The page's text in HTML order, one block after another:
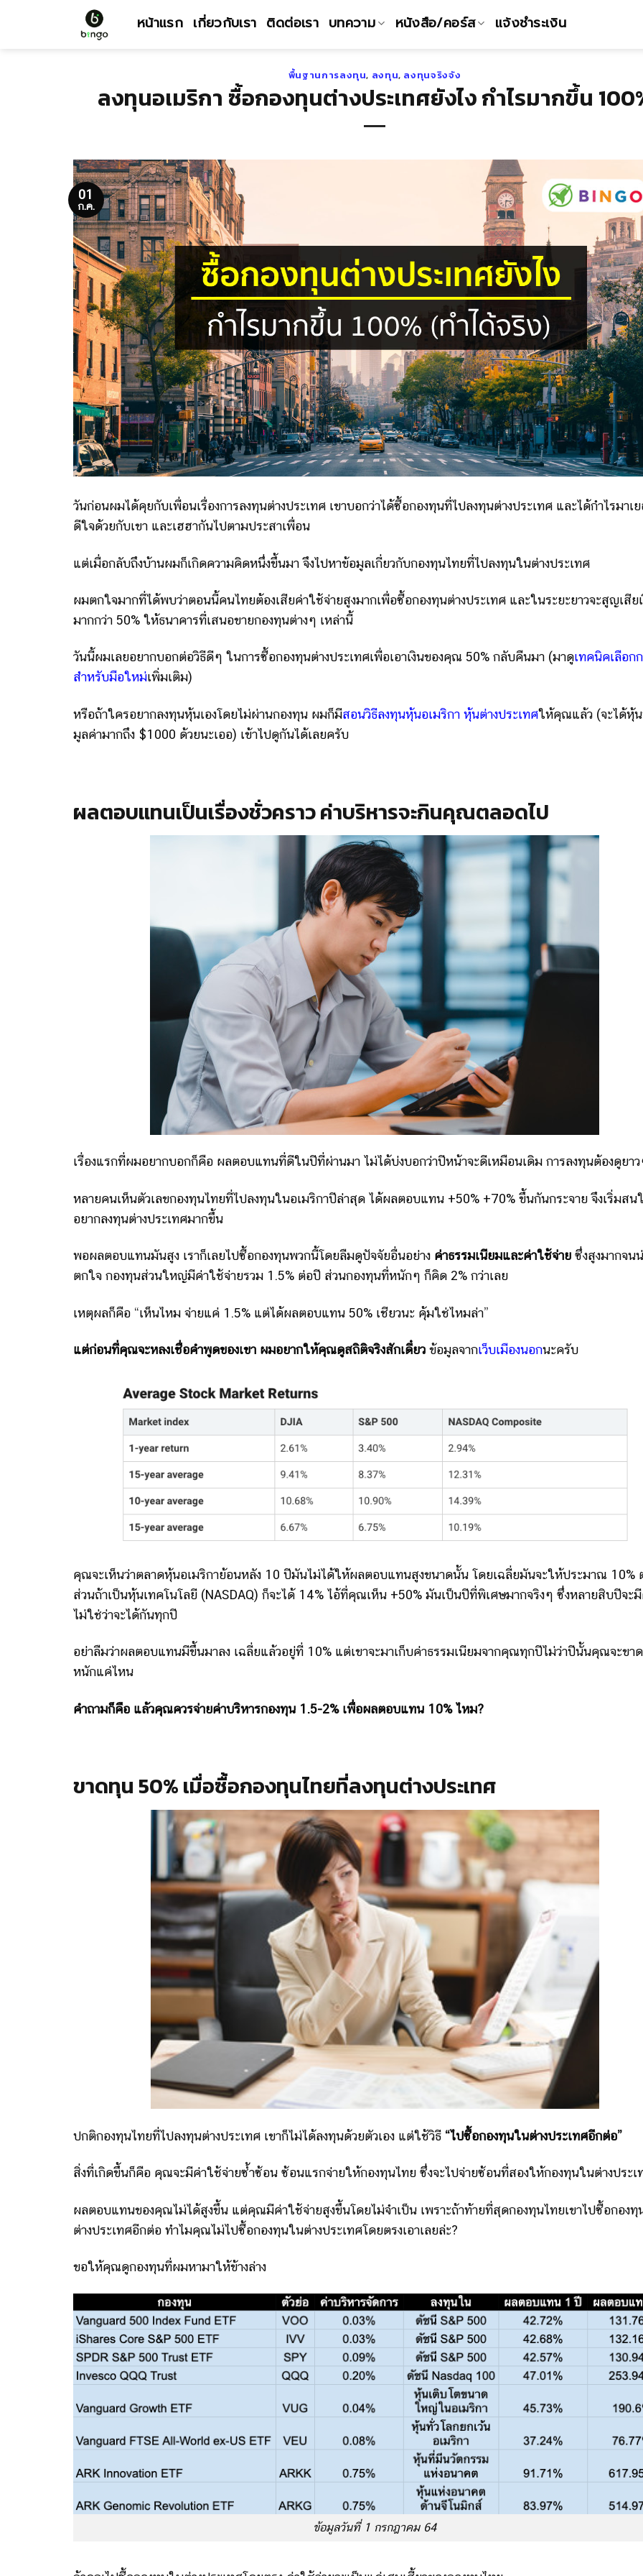
หน้าแรก เกี่ยวกับเรา ติดต่อเรา บทความ หนังสือ/คอร์ส แจ้งชำระเงิน
พื้นฐานการลงทุน, ลงทุน, ลงทุนจริงจัง
ลงทุนอเมริกา ซื้อกองทุนต่างประเทศยังไง กำไรมากขึ้น
01
ก.ค.
วันก่อนผมได้คุยกับเพื่อนเรื่องการลงทุนต่างประเทศ เขาบอกว่าได้ซื้อกองทุนที่ไปลงทุนต่างประเทศ และได้กำไรมาเ
ดีใจด้วยกับเขา และเฮฮากันไปตามประสาเพื่อน
แต่เมื่อกลับถึงบ้านผมก็เกิดความคิดหนึ่งขึ้นมา จึงไปหาข้อมูลเกี่ยวกับกองทุนไทยที่ไปลงทุนในต่างประเทศ
ผมตกใจมากที่ได้พบว่าตอนนี้คนไทยต้องเสียค่าใช้จ่ายสูงมากเพื่อซื้อกองทุนต่างประเทศ และในระยะยาวจะสูญเสีย
มากกว่า 50% ให้ธนาคารที่เสนอขายกองทุนต่างๆ เหล่านี้
วันนี้ผมเลยอยากบอกต่อวิธีดีๆ ในการซื้อกองทุนต่างประเทศเพื่อเอาเงินของคุณ 50% กลับคืนมา (มาดูเทคนิคเลือก
สำหรับมือใหม่เพิ่มเติม)
หรือถ้าใครอยากลงทุนหุ้นเองโดยไม่ผ่านกองทุน ผมก็มีสอนวิธีลงทุนหุ้นอเมริกา หุ้นต่างประเทศให้คุณแล้ว (จะได้หุ้
มูลค่ามากถึง $1000 ด้วยนะเออ) เข้าไปดูกันได้เลยครับ
ผลตอบแทนเป็นเรื่องชั่วคราว ค่าบริหารจะกินคุณตลอดไป
เรื่องแรกที่ผมอยากบอกก็คือ ผลตอบแทนที่ดีในปีที่ผ่านมา ไม่ได้บ่งบอกว่าปีหน้าจะดีเหมือนเดิม การลงทุนต้องดูยา
หลายคนเห็นตัวเลขกองทุนไทยที่ไปลงทุนในอเมริกาปีล่าสุด ได้ผลตอบแทน +50% +70% ขึ้นกันกระจาย จึงเริ่มสน
อยากลงทุนต่างประเทศมากขึ้น
พอผลตอบแทนมันสูง เราก็เลยไปซื้อกองทุนพวกนี้โดยลืมดูปัจจัยอื่นอย่าง ค่าธรรมเนียมและค่าใช้จ่าย ซึ่งสูงมากจน
ตกใจ กองทุนส่วนใหญ่มีค่าใช้จ่ายรวม 1.5% ต่อปี ส่วนกองทุนที่หนักๆ ก็คิด 2% กว่าเลย
เหตุผลก็คือ “เห็นไหม จ่ายแค่ 1.5% แต่ได้ผลตอบแทน 50% เชียวนะ คุ้มใช่ไหมล่า”
แต่ก่อนที่คุณจะหลงเชื่อคำพูดของเขา ผมอยากให้คุณดูสถิติจริงสักเดี๋ยว ข้อมูลจากเว็บเมืองนอกนะครับ
คุณจะเห็นว่าตลาดหุ้นอเมริกาย้อนหลัง 10 ปีมันไม่ได้ให้ผลตอบแทนสูงขนาดนั้น โดยเฉลี่ยมันจะให้ประมาณ 10%
ส่วนถ้าเป็นหุ้นเทคโนโลยี (NASDAQ) ก็จะได้ 14% ไอ้ที่คุณเห็น +50% มันเป็นปีที่พิเศษมากจริงๆ ซึ่งหลายสิบปีจะมี
ไม่ใช่ว่าจะได้กันทุกปี
อย่าลืมว่าผลตอบแทนมีขึ้นมาลง เฉลี่ยแล้วอยู่ที่ 10% แต่เขาจะมาเก็บค่าธรรมเนียมจากคุณทุกปีไม่ว่าปีนั้นคุณจะขา
หนักแค่ไหน
คำถามก็คือ แล้วคุณควรจ่ายค่าบริหารกองทุน 1.5-2% เพื่อผลตอบแทน 10% ไหม?
ขาดทุน 50% เมื่อซื้อกองทุนไทยที่ลงทุนต่างประเทศ
ปกติกองทุนไทยที่ไปลงทุนต่างประเทศ เขาก็ไม่ได้ลงทุนด้วยตัวเอง แต่ใช้วิธี “ไปซื้อกองทุนในต่างประเทศอีกต่อ”
สิ่งที่เกิดขึ้นก็คือ คุณจะมีค่าใช้จ่ายซ้ำซ้อน ซ้อนแรกจ่ายให้กองทุนไทย ซึ่งจะไปจ่ายซ้อนที่สองให้กองทุนในต่างประเ
ผลตอบแทนของคุณไม่ได้สูงขึ้น แต่คุณมีค่าใช้จ่ายสูงขึ้นโดยไม่จำเป็น เพราะถ้าท้ายที่สุดกองทุนไทยเขาไปซื้อกองทุ
ต่างประเทศอีกต่อ ทำไมคุณไม่ไปซื้อกองทุนในต่างประเทศโดยตรงเอาเลยล่ะ?
ขอให้คุณดูกองทุนที่ผมหามาให้ข้างล่าง
ข้อมูลวันที่ 1 กรกฎาคม 64